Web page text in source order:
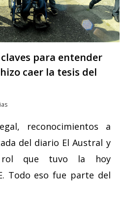
claves para entender
caer la tesis del
reconocimientos a
del diario El Austral y
rol que tuvo la hoy
Todo eso fue parte del